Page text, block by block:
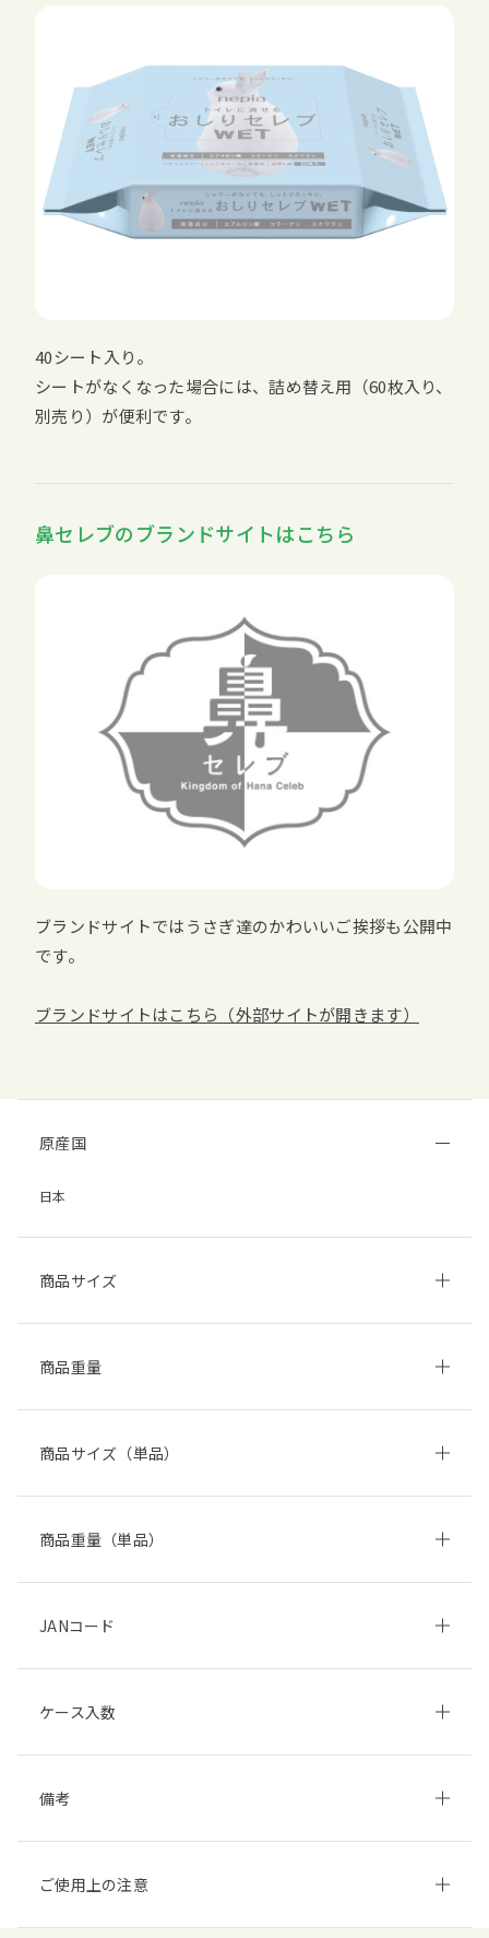
40シート入り。
シートがなくなった場合には、詰め替え用（60枚入り、
別売り）が便利です。
鼻セレブのブランドサイトはこちら
ブランドサイトではうさぎ達のかわいいご挨拶も公開中
です。
ブランドサイトはこちら（外部サイトが開きます）
原産国
日本
商品サイズ
商品重量
商品サイズ（単品）
商品重量（単品）
JANコード
ケース入数
備考
ご使用上の注意